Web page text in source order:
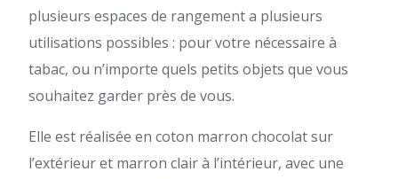
plusieurs espaces de rangement a plusieurs
utilisations possibles : pour votre nécessaire à
tabac, ou n’importe quels petits objets que vous
souhaitez garder près de vous.
Elle est réalisée en coton marron chocolat sur
l’extérieur et marron clair à l’intérieur, avec une